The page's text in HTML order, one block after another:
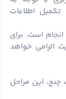
اطلاعات
از ۱۰ دقیقه قابل انجام است. برای
الزامی خواهد
چنج، این مراحل